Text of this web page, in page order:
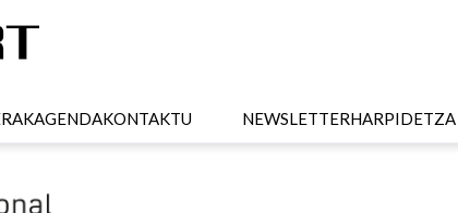
AGENDAKONTAKTU NEWSLETTERHARPIDETZA